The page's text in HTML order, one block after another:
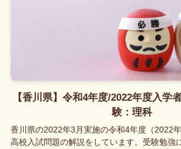
【香川県】令和4年度/2022年度入学
験：理科
香川県の2022年3月実施の令和4年度（2022
高校入試問題の解説をしています。受験勉強